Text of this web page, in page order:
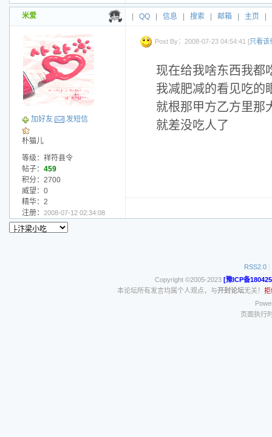
米爱 QQ 信息 搜索 邮箱 主页
加好友 发短信
朴猫儿
等级：祥符县令
帖子： 459
积分：2700
威望：0
精华：2
注册： 2008-07-12 02:34:08
Post By：2008-07-23 04:54:41 [只看该
现在给我啥东西我都
我减肥减的看见吃的
就根那甲方乙方里那
就差没吃人了
RSS2.0 |
Copyright ©2005-2023 [豫ICP备
本论坛所有发言均属个人观点，与开封论坛无关！ 拒
页面执行